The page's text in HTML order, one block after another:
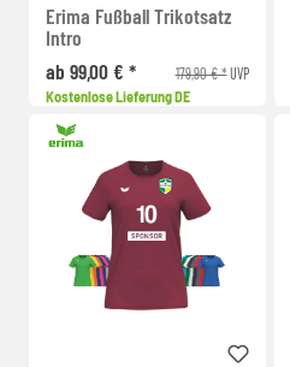
Erima Fußball Trikotsatz
Intro
ab 99,00 € *
179,90 € *UVP
Kostenlose Lieferung DE